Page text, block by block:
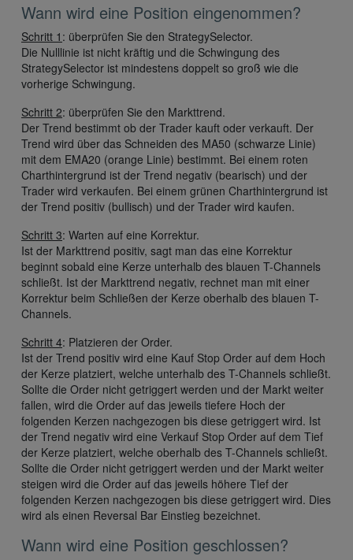
Wann wird eine Position eingenommen?
Schritt 1 : überprüfen Sie den StrategySelector.
Die Nulllinie ist nicht kräftig und die Schwingung des
StrategySelector ist mindestens doppelt so groß wie die
vorherige Schwingung.
Schritt 2: überprüfen Sie den Markttrend.
Der Trend bestimmt ob der Trader kauft oder verkauft. Der
Trend wird über das Schneiden des MA50 (schwarze Linie)
mit dem EMA20 (orange Linie) bestimmt. Bei einem roten
Charthintergrund ist der Trend negativ (bearisch) und der
Trader wird verkaufen. Bei einem grünen Charthintergrund ist
der Trend positiv (bullisch) und der Trader wird kaufen.
Schritt 3: Warten auf eine Korrektur.
Ist der Markttrend positiv, sagt man das eine Korrektur
beginnt sobald eine Kerze unterhalb des blauen T-Channels
schließt. Ist der Markttrend negativ, rechnet man mit einer
Korrektur beim Schließen der Kerze oberhalb des blauen T-
Channels.
Schritt 4: Platzieren der Order.
Ist der Trend positiv wird eine Kauf Stop Order auf dem Hoch
der Kerze platziert, welche unterhalb des T-Channels schließt.
Sollte die Order nicht getriggert werden und der Markt weiter
fallen, wird die Order auf das jeweils tiefere Hoch der
folgenden Kerzen nachgezogen bis diese getriggert wird. Ist
der Trend negativ wird eine Verkauf Stop Order auf dem Tief
der Kerze platziert, welche oberhalb des T-Channels schließt.
Sollte die Order nicht getriggert werden und der Markt weiter
steigen wird die Order auf das jeweils höhere Tief der
folgenden Kerzen nachgezogen bis diese getriggert wird. Dies
wird als einen Reversal Bar Einstieg bezeichnet.
Wann wird eine Position geschlossen?